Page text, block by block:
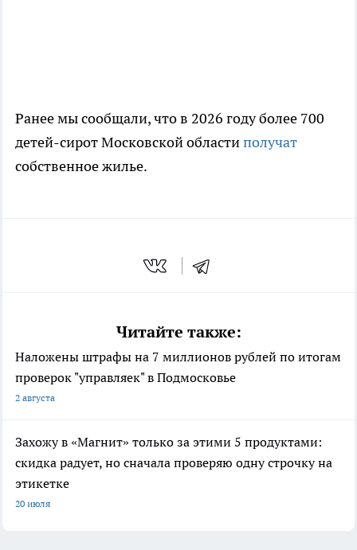
Ранее мы сообщали, что в 2026 году более 700
детей-сирот Московской областиполучат
собственное жилье.
Читайте также:
Наложены штрафы на 7 миллионов рублей по итогам
проверок "управляек" в Подмосковье
2 августа
Захожу в «Магнит» только за этими 5 продуктами:
скидка радует, но сначала проверяю одну строчку на
этикетке
20 июля